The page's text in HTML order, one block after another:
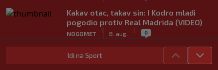
Kakav otac, takav sin: I Kodro mlađi
pogodio protiv Real Madrida (VIDEO)
NOGOMET
|
8. aug.
| 0
Sudija dosjetljivim komentarom
nasmijao publiku nakon žalbe tenisera
Idi na Sport